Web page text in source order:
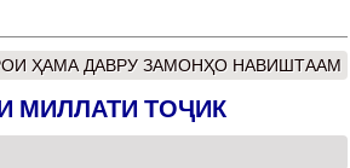
ҲАМА ДАВРУ ЗАМОНҲО НАВИШТААМ
МИЛЛАТИ ТОҶИК